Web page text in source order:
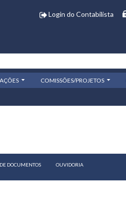
Login do Contabilista
COMISSÕES/PROJETOS
DOCUMENTOS OUVIDORIA